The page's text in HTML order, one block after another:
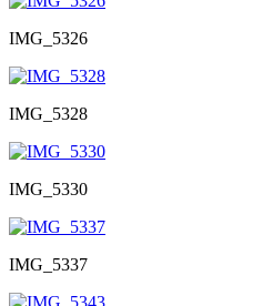
IMG_5326
IMG_5328
IMG_5330
IMG_5337